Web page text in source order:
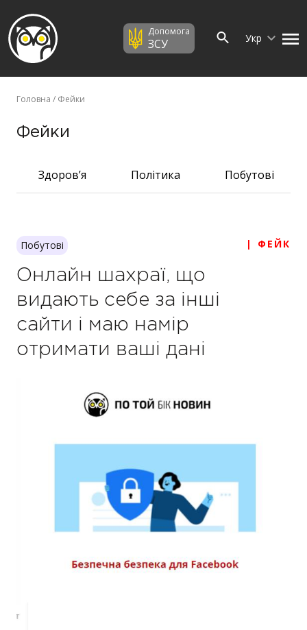
Допомога
ЗСУ Укр
Головна / Фейки
Фейки
Здоров’я Політика Побутові
Побутові | ФЕЙК
Онлайн шахраї, що
видають себе за інші
сайти і маю намір
отримати ваші дані